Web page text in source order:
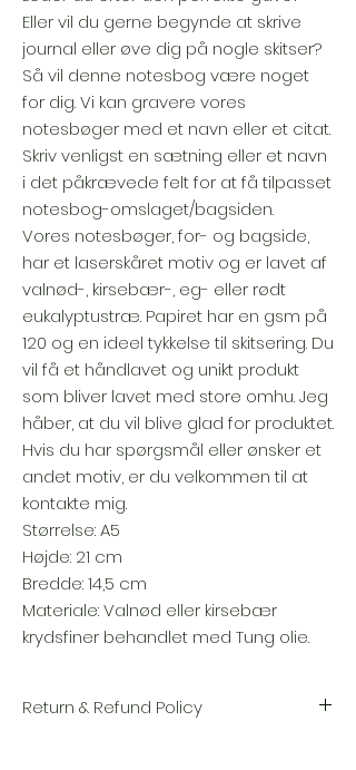
Eller vil du gerne begynde at skrive
journal eller øve dig på nogle skitser?
Så vil denne notesbog være noget
for dig. Vi kan gravere vores
notesbøger med et navn eller et citat.
Skriv venligst en sætning eller et navn
i det påkrævede felt for at få tilpasset
notesbog-omslaget/bagsiden.
Vores notesbøger, for- og bagside,
har et laserskåret motiv og er lavet af
valnød-, kirsebær-, eg- eller rødt
eukalyptustræ. Papiret har en gsm på
120 og en ideel tykkelse til skitsering. Du
vil få et håndlavet og unikt produkt
som bliver lavet med store omhu. Jeg
håber, at du vil blive glad for produktet.
Hvis du har spørgsmål eller ønsker et
andet motiv, er du velkommen til at
kontakte mig.
Størrelse: A5
Højde: 21 cm
Bredde: 14,5 cm
Materiale: Valnød eller kirsebær
krydsfiner behandlet med Tung olie.
Return & Refund Policy